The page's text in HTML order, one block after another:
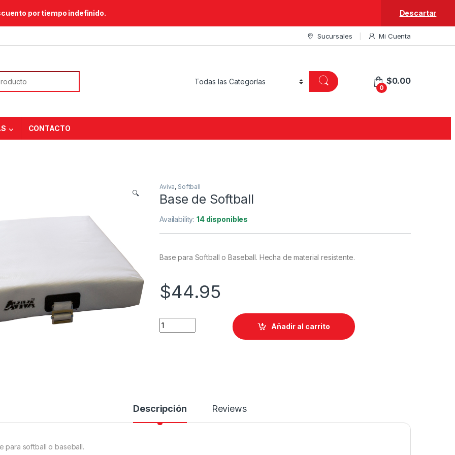
por tiempo indefinido. Descartar
Sucursales Mi Cuenta
0
$0.00
CONTACTO
🔍
Aviva, Softball
Base de Softball
Availability:14 disponibles
Base para Softball o Baseball. Hecha de material resistente.
$44.95
Base de Softball quantity
Añadir al carrito
Descripción Reviews
para softball o baseball.